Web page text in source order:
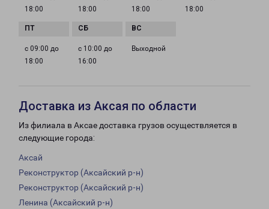
18:00
18:00
18:00
18:00
с 09:00 до
18:00
с 10:00 до
16:00
Выходной
Доставка из Аксая по области
Из филиала в Аксае доставка грузов осуществляется в
следующие города:
Аксай
Реконструктор (Аксайский р-н)
Реконструктор (Аксайский р-н)
Ленина (Аксайский р-н)